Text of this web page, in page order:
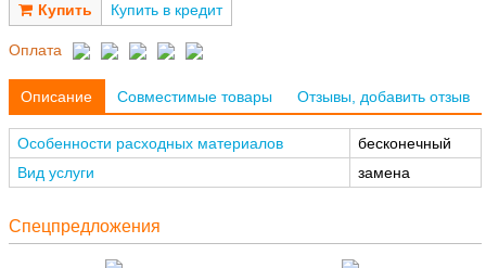
Купить в кредит
Оплата
Описание Совместимые товары Отзывы, добавить отзыв
Особенности расходных материалов
бесконечный
Вид услуги
замена
Спецпредложения